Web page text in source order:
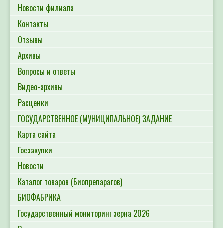
Новости филиала
Контакты
Отзывы
Архивы
Вопросы и ответы
Видео-архивы
Расценки
ГОСУДАРСТВЕННОЕ (МУНИЦИПАЛЬНОЕ) ЗАДАНИЕ
Карта сайта
Госзакупки
Новости
Каталог товаров (Биопрепаратов)
БИОФАБРИКА
Государственный мониторинг зерна 2026
Вопросы и ответы для садоводов и огородников